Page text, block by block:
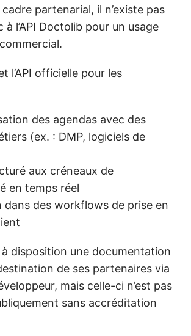
partenarial, il n’existe pas
à l’API Doctolib pour un usage
l’API officielle pour les
des agendas avec des
(ex. : DMP, logiciels de
aux créneaux de
en temps réel
dans des workflows de prise en
disposition une documentation
de ses partenaires via
mais celle-ci n’est pas
sans accréditation